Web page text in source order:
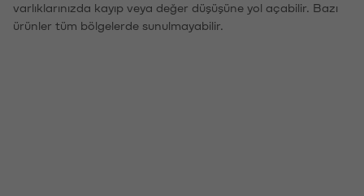
varlıklarınızda kayıp veya değer düşüşüne yol açabilir. Bazı
ürünler tüm bölgelerde sunulmayabilir.